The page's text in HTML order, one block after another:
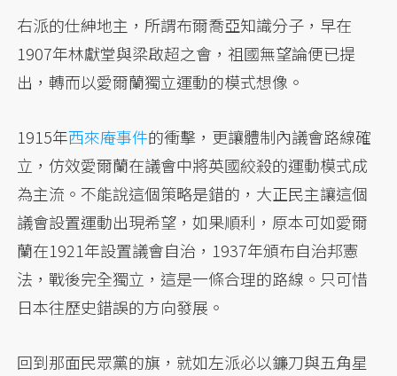
右派的仕紳地主，所謂布爾喬亞知識分子，早在
1907年林獻堂與梁啟超之會，祖國無望論便已提
出，轉而以愛爾蘭獨立運動的模式想像。
1915年西來庵事件的衝擊，更讓體制內議會路線確
立，仿效愛爾蘭在議會中將英國絞殺的運動模式成
為主流。不能說這個策略是錯的，大正民主讓這個
議會設置運動出現希望，如果順利，原本可如愛爾
蘭在1921年設置議會自治，1937年頒布自治邦憲
法，戰後完全獨立，這是一條合理的路線。只可惜
日本往歷史錯誤的方向發展。
回到那面民眾黨的旗，就如左派必以鐮刀與五角星